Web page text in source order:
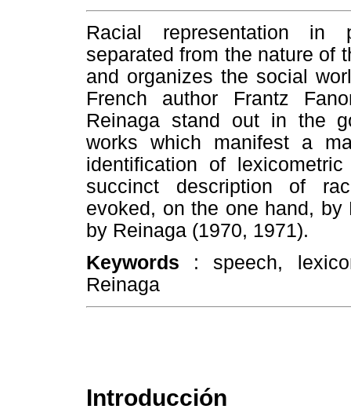
Racial representation in
separated from the nature of
and organizes the social
French author Frantz
Reinaga stand out in the
works which manifest a
identification of
succinct description of
evoked, on the one hand, by
by Reinaga (1970, 1971).
Keywords : speech,
Reinaga
Introducción